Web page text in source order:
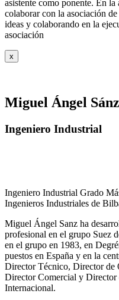
asistente como ponente. En
colaborar con la asociación
ideas y colaborando en la
asociación
x
Miguel Ángel Sánz
Ingeniero Industrial
Ingeniero Industrial Grado
Ingenieros Industriales de
Miguel Ángel Sanz ha
profesional en el grupo Suez
en el grupo en 1983, en
puestos en España y en la
Director Técnico, Director de
Director Comercial y Director
Internacional.